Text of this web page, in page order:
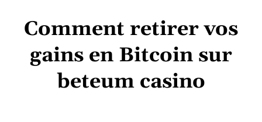
Comment retirer vos
gains en Bitcoin sur
beteum casino